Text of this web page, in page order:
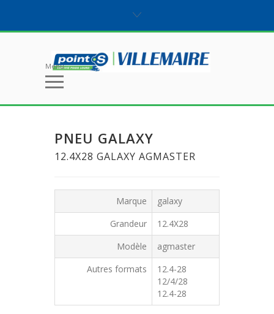
Menu
PNEU GALAXY
12.4X28 GALAXY AGMASTER
Marque
galaxy
Grandeur
12.4X28
Modèle
agmaster
Autres formats
12.4-28
12/4/28
12.4-28